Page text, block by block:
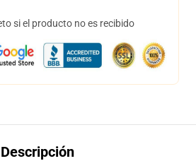
si el producto no es recibido
Descripción